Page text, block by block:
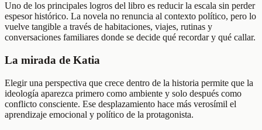
Uno de los principales logros del libro es reducir la escala sin perder
espesor histórico. La novela no renuncia al contexto político, pero lo
vuelve tangible a través de habitaciones, viajes, rutinas y
conversaciones familiares donde se decide qué recordar y qué callar.
La mirada de Katia
Elegir una perspectiva que crece dentro de la historia permite que la
ideología aparezca primero como ambiente y solo después como
conflicto consciente. Ese desplazamiento hace más verosímil el
aprendizaje emocional y político de la protagonista.